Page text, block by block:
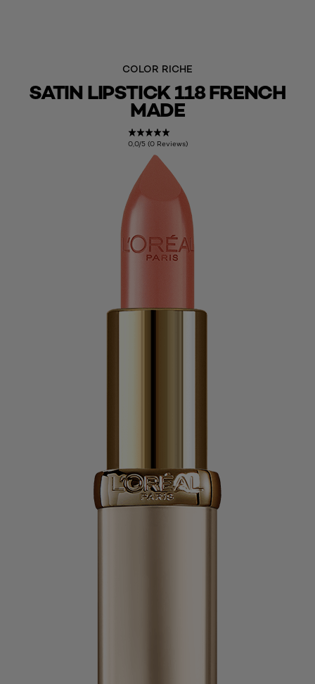
COLOR RICHE
SATIN LIPSTICK 118 FRENCH
MADE
0,0/5 (0 Reviews)